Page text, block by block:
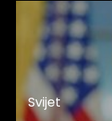
Svijet